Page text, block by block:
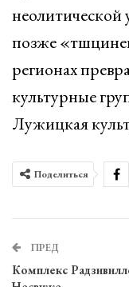
позже
регионах
культурные
Лужицкая
Поделиться
ПРЕД
Комплекс